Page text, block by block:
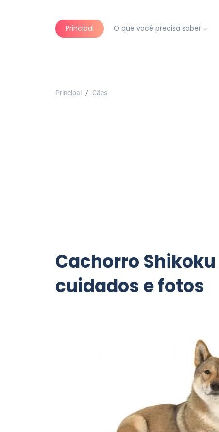
Principal O que você precisa saber
Principal Cães
Cachorro
cuidados e fotos